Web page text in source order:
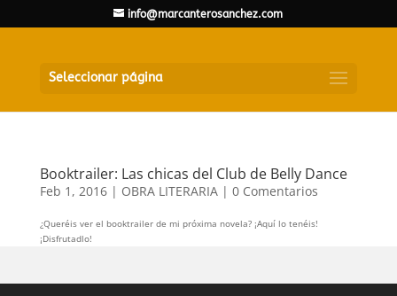
info@marcanterosanchez.com
Seleccionar página
Booktrailer: Las chicas del Club de Belly Dance
Feb 1, 2016| OBRA LITERARIA| 0 Comentarios
¿Queréis ver el booktrailer de mi próxima novela? ¡Aquí lo tenéis!
¡Disfrutadlo!